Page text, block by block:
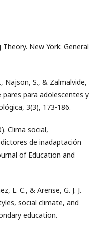
New York: General
Najson, S., & Zalmalvide,
pares para adolescentes y
3(3), 173-186.
Clima social,
de inadaptación
of Education and
L. C., & Arense, G. J. J.
social climate, and
education.